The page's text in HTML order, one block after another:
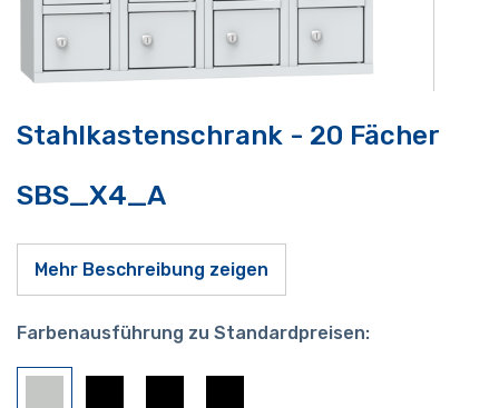
Stahlkastenschrank - 20 Fächer
SBS_X4_A
Mehr Beschreibung zeigen
Farbenausführung zu Standardpreisen: